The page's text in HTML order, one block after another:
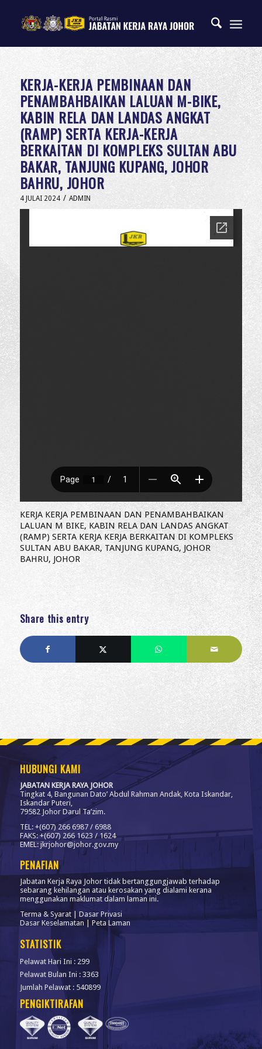
KERJA-KERJA PEMBINAAN DAN
PENAMBAHBAIKAN LALUAN M-BIKE,
KABIN RELA DAN LANDAS ANGKAT
(RAMP) SERTA KERJA-KERJA
BERKAITAN DI KOMPLEKS SULTAN ABU
BAKAR, TANJUNG KUPANG, JOHOR
BAHRU, JOHOR
4 JULAI 2024 / ADMIN
KERJA KERJA PEMBINAAN DAN PENAMBAHBAIKAN
LALUAN M BIKE, KABIN RELA DAN LANDAS ANGKAT
(RAMP) SERTA KERJA KERJA BERKAITAN DI KOMPLEKS
SULTAN ABU BAKAR, TANJUNG KUPANG, JOHOR
BAHRU, JOHOR
Share this entry
HUBUNGI KAMI
JABATAN KERJA RAYA JOHOR
Tingkat 4, Bangunan Dato’ Abdul Rahman Andak, Kota Iskandar,
Iskandar Puteri,
79582 Johor Darul Ta’zim.
TEL: +(607) 266 6987 / 6988
FAKS: +(607) 266 1623 / 1624
EMEL: jkrjohor@johor.gov.my
PENAFIAN
Jabatan Kerja Raya Johor tidak bertanggungjawab terhadap
sebarang kehilangan atau kerosakan yang dialami kerana
menggunakan maklumat dalam laman ini.
Terma & Syarat| Dasar Privasi
Dasar Keselamatan
Peta Laman
STATISTIK
Pelawat Hari Ini : 299
Pelawat Bulan Ini : 3363
Jumlah Pelawat : 540899
PENGIKTIRAFAN